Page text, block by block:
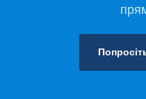
Вінсен. ©